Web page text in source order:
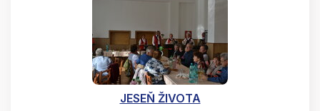
JESEŇ ŽIVOTA